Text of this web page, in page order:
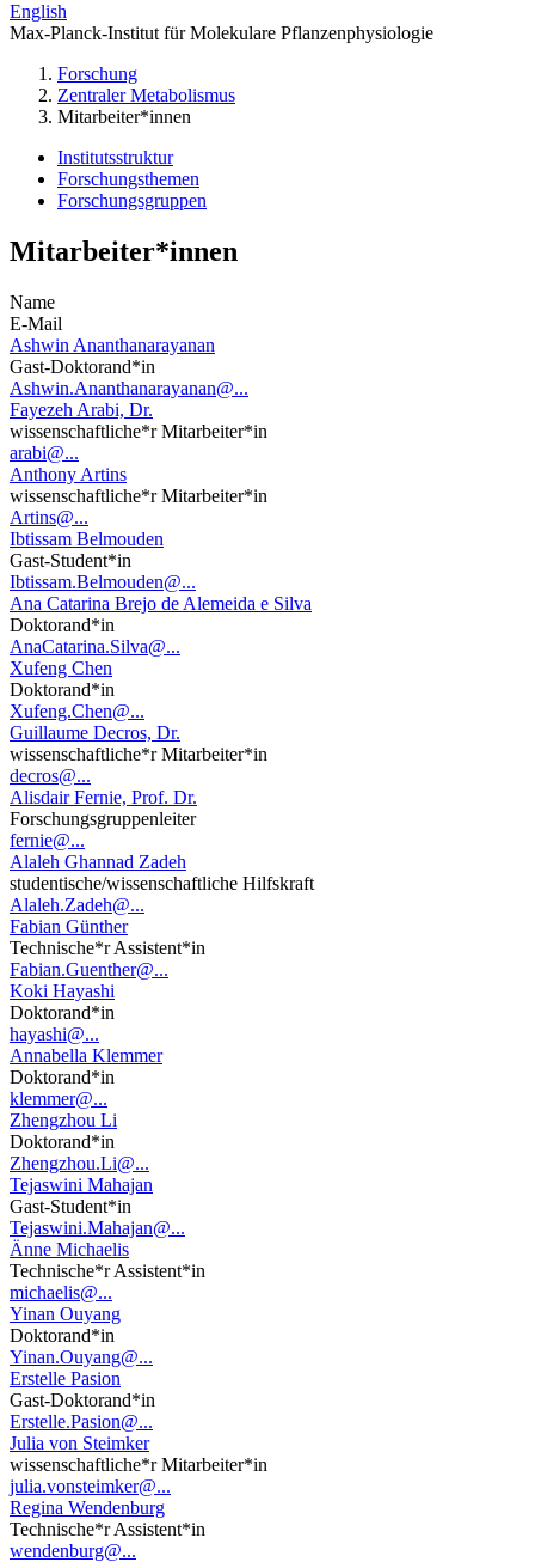
English
Max-Planck-Institut für Molekulare Pflanzenphysiologie
Forschung
Zentraler Metabolismus
Mitarbeiter*innen
Institutsstruktur
Forschungsthemen
Forschungsgruppen
Mitarbeiter*innen
Name
E-Mail
Ashwin Ananthanarayanan
Gast-Doktorand*in
Ashwin.Ananthanarayanan@...
Fayezeh Arabi, Dr.
wissenschaftliche*r Mitarbeiter*in
arabi@...
Anthony Artins
wissenschaftliche*r Mitarbeiter*in
Artins@...
Ibtissam Belmouden
Gast-Student*in
Ibtissam.Belmouden@...
Ana Catarina Brejo de Alemeida e Silva
Doktorand*in
AnaCatarina.Silva@...
Xufeng Chen
Doktorand*in
Xufeng.Chen@...
Guillaume Decros, Dr.
wissenschaftliche*r Mitarbeiter*in
decros@...
Alisdair Fernie, Prof. Dr.
Forschungsgruppenleiter
fernie@...
Alaleh Ghannad Zadeh
studentische/wissenschaftliche Hilfskraft
Alaleh.Zadeh@...
Fabian Günther
Technische*r Assistent*in
Fabian.Guenther@...
Koki Hayashi
Doktorand*in
hayashi@...
Annabella Klemmer
Doktorand*in
klemmer@...
Zhengzhou Li
Doktorand*in
Zhengzhou.Li@...
Tejaswini Mahajan
Gast-Student*in
Tejaswini.Mahajan@...
Änne Michaelis
Technische*r Assistent*in
michaelis@...
Yinan Ouyang
Doktorand*in
Yinan.Ouyang@...
Erstelle Pasion
Gast-Doktorand*in
Erstelle.Pasion@...
Julia von Steimker
wissenschaftliche*r Mitarbeiter*in
julia.vonsteimker@...
Regina Wendenburg
Technische*r Assistent*in
wendenburg@...